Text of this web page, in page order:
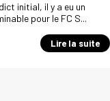
initial, il y a eu un
pour le FC S...
Lire la suite